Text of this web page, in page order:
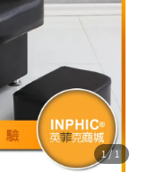
1/1